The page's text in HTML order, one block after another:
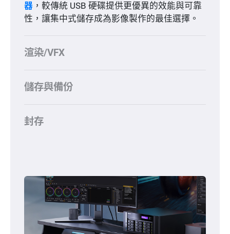
器 ，較傳統 USB 硬碟提供更優異的效能與可靠
性，讓集中式儲存成為影像製作的最佳選擇。
渲染/VFX
儲存與備份
封存